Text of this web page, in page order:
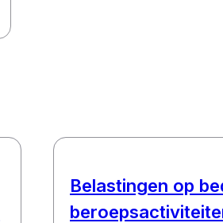
Belastingen op